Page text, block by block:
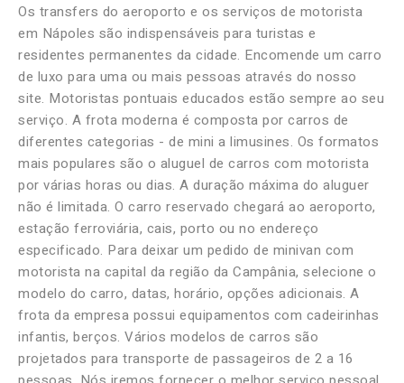
Os transfers do aeroporto e os serviços de motorista
em Nápoles são indispensáveis ​​para turistas e
residentes permanentes da cidade. Encomende um carro
de luxo para uma ou mais pessoas através do nosso
site. Motoristas pontuais educados estão sempre ao seu
serviço. A frota moderna é composta por carros de
diferentes categorias - de mini a limusines. Os formatos
mais populares são o aluguel de carros com motorista
por várias horas ou dias. A duração máxima do aluguer
não é limitada. O carro reservado chegará ao aeroporto,
estação ferroviária, cais, porto ou no endereço
especificado. Para deixar um pedido de minivan com
motorista na capital da região da Campânia, selecione o
modelo do carro, datas, horário, opções adicionais. A
frota da empresa possui equipamentos com cadeirinhas
infantis, berços. Vários modelos de carros são
projetados para transporte de passageiros de 2 a 16